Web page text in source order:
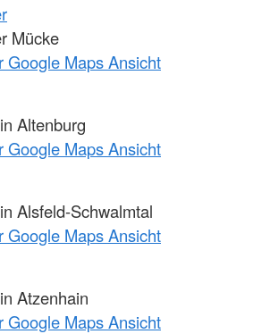
Mücke
Google Maps Ansicht
Altenburg
Google Maps Ansicht
Alsfeld-Schwalmtal
Google Maps Ansicht
Atzenhain
Google Maps Ansicht